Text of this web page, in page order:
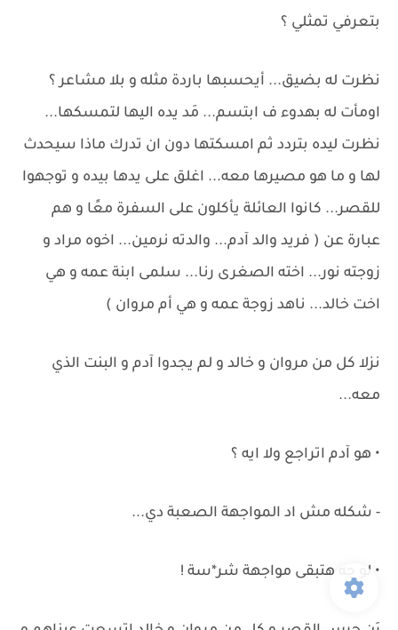
بتعرفي تمثلي ؟
نظرت له بضيق... أيحسبها باردة مثله و بلا مشاعر ؟
اومأت له بهدوء ف ابتسم... مَد يده اليها لتمسكها...
نظرت ليده بتردد ثم امسكتها دون ان تدرك ماذا سيحدث
لها و ما هو مصيرها معه... اغلق على يدها بيده و توجهوا
للقصر... كانوا العائلة يأكلون على السفرة معًا و هم
عبارة عن ( فريد والد آدم... والدته نرمين... اخوه مراد و
زوجته نور... اخته الصغرى رنا... سلمى ابنة عمه و هي
اخت خالد... ناهد زوجة عمه و هي أم مروان )
نزلا كل من مروان و خالد و لم يجدوا آدم و البنت الذي
معه...
• هو آدم اتراجع ولا ايه ؟
- شكله مش اد المواجهة الصعبة دي...
• لو جه هتبقى مواجهة شر*سة !